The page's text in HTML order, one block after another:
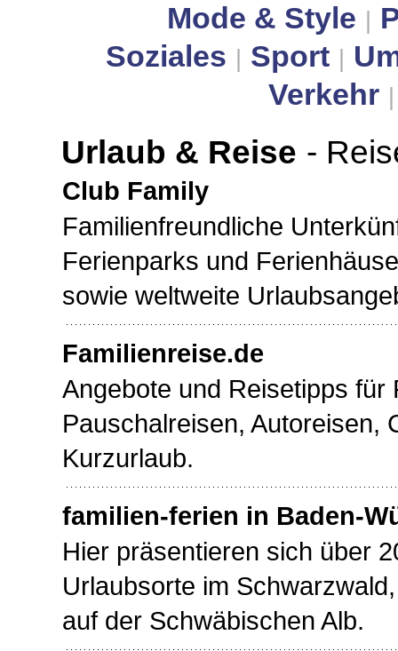
Mode & Style
Soziales
Sport
Verkehr
Urlaub & Reise -
Club Family
Familienfreundliche
Ferienparks und
sowie weltweite
Familienreise.de
Angebote und Reisetipps für
Pauschalreisen, Autoreisen,
Kurzurlaub.
familien-ferien in Baden-
Hier präsentieren sich über
Urlaubsorte im
auf der Schwäbischen Alb.